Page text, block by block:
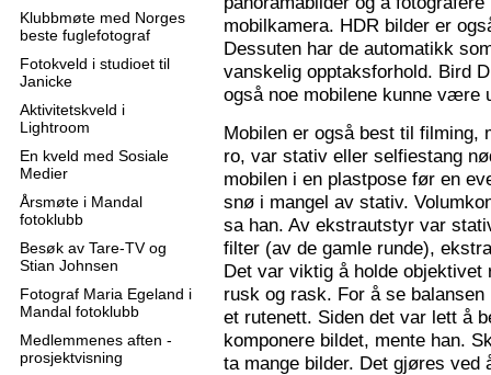
Klubbmøte med Norges
beste fuglefotograf
Fotokveld i studioet til
Janicke
Aktivitetskveld i
Lightroom
En kveld med Sosiale
Medier
Årsmøte i Mandal
fotoklubb
Besøk av Tare-TV og
Stian Johnsen
Fotograf Maria Egeland i
Mandal fotoklubb
Medlemmenes aften -
prosjektvisning
mobilkamera. HDR bilder er
Dessuten har de automatikk
vanskelig opptaksforhold. Bird
også noe mobilene kunne være
Mobilen er også best til filming,
ro, var stativ eller selfiestang
mobilen i en plastpose før en
snø i mangel av stativ.
sa han. Av ekstrautstyr var
filter (av de gamle runde),
Det var viktig å holde
rusk og rask. For å se
et rutenett. Siden det var lett å
komponere bildet, mente han.
ta mange bilder. Det gjøres ved